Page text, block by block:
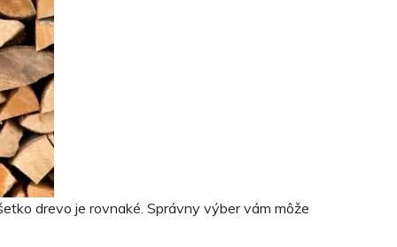
drevo je rovnaké. Správny výber vám môže